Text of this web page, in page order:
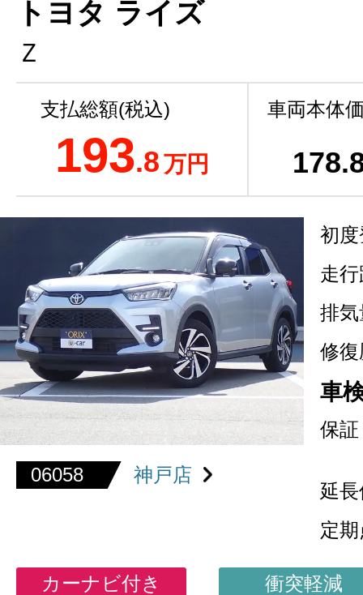
トヨタ ライズ
Ｚ
支払総額(税込)
193.8万円
車両本体
178
06058 神戸店
初
走
排気
修復
車
保証
延
定
カーナビ付き 衝突軽減